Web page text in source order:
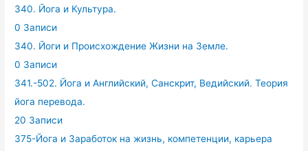
340. Йога и Культура.
0 Записи
340. Йоги и Происхождение Жизни на Земле.
0 Записи
341.-502. Йога и Английский, Санскрит, Ведийский. Теория
йога перевода.
20 Записи
375-Йога и Заработок на жизнь, компетенции, карьера